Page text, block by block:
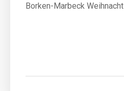
Borken-Marbeck